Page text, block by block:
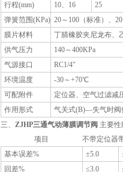
行程(mm)
10、16 25
弹簧范围(KPa) 20～100（标准）、
膜片材料
丁腈橡胶夹尼龙布、
供气压力
140～400KPa
气源接口
RC1/4"
环境温度
-30～+70℃
可配附件
定位器、空气过滤减
作用形式
气关式(B)—失气时阀
三、 ZJHP三通气动薄膜调节阀 主要性
项目
不带定位器
基本误差%
±5.0
回差%
≤3.0